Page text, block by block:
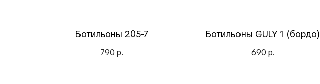
Ботильоны 205-7
790 р.
Ботильоны GULY 1 (бордо)
690 р.